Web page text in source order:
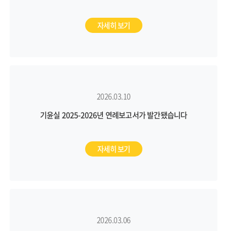
자세히 보기
2026.03.10
기윤실 2025-2026년 연례보고서가 발간됐습니다
자세히 보기
2026.03.06